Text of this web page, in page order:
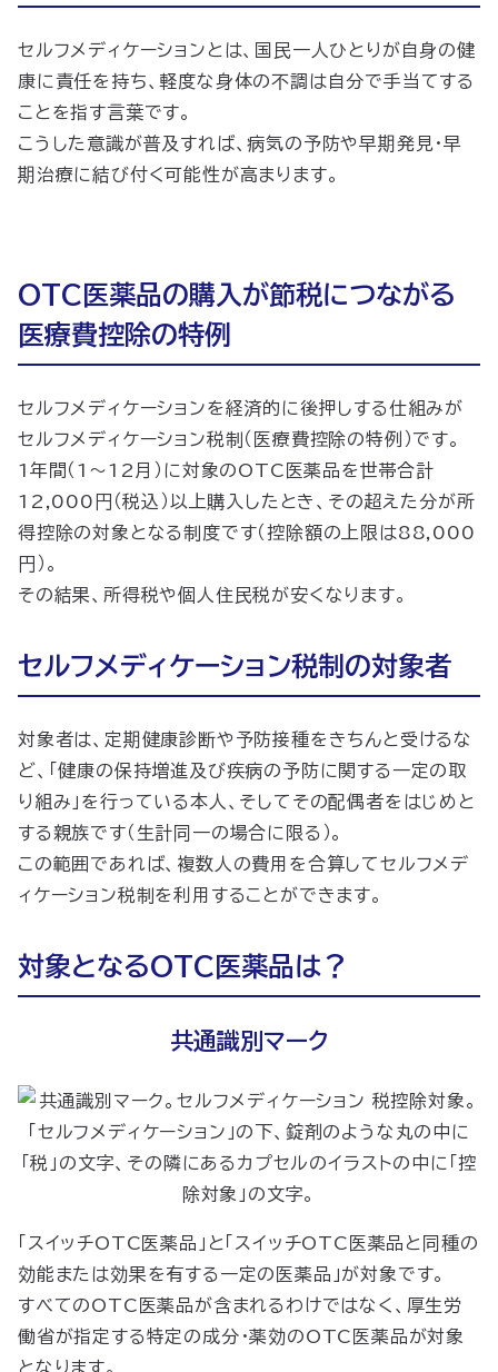
セルフメディケーションとは、国民一人ひとりが自身の健
康に責任を持ち、軽度な身体の不調は自分で手当てする
ことを指す言葉です。
こうした意識が普及すれば、病気の予防や早期発見・早
期治療に結び付く可能性が高まります。
OTC医薬品の購入が節税につながる
医療費控除の特例
セルフメディケーションを経済的に後押しする仕組みが
セルフメディケーション税制（医療費控除の特例）です。
1年間（1～12月）に対象のOTC医薬品を世帯合計
12,000円（税込）以上購入したとき、その超えた分が所
得控除の対象となる制度です（控除額の上限は88,000
円）。
その結果、所得税や個人住民税が安くなります。
セルフメディケーション税制の対象者
対象者は、定期健康診断や予防接種をきちんと受けるな
ど、「健康の保持増進及び疾病の予防に関する一定の取
り組み」を行っている本人、そしてその配偶者をはじめと
する親族です（生計同一の場合に限る）。
この範囲であれば、複数人の費用を合算してセルフメデ
ィケーション税制を利用することができます。
対象となるOTC医薬品は？
共通識別マーク
「スイッチOTC医薬品」と「スイッチOTC医薬品と同種の
効能または効果を有する一定の医薬品」が対象です。
すべてのOTC医薬品が含まれるわけではなく、厚生労
働省が指定する特定の成分・薬効のOTC医薬品が対象
となります。